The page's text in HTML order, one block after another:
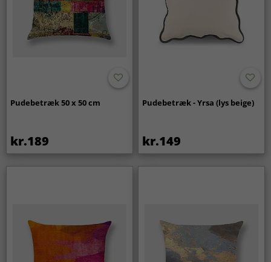
Pudebetræk 50 x 50 cm
kr.189
Pudebetræk - Yrsa (lys beige)
kr.149